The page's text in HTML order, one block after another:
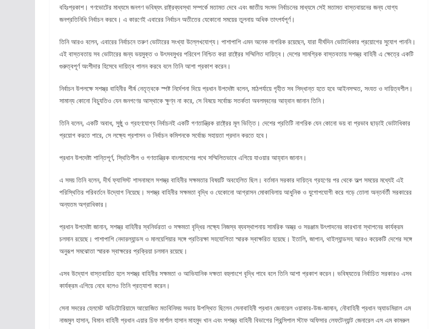
বহিঃপ্রকাশ। গণভোটের মাধ্যমে জনগণ ভবিষ্যৎ রাষ্ট্রব্যবস্থা সম্পর্কে মতামত দেবে এবং জাতীয় সংসদ নির্বাচনের মাধ্যমে সেই মতামত বাস্তবায়নের জন্য যোগ্য
জনপ্রতিনিধি নির্বাচন করবে। এ কারণেই এবারের নির্বাচন অতীতের যেকোনো সময়ের তুলনায় অধিক তাৎপর্যপূর্ণ।
তিনি আরও বলেন, এবারের নির্বাচনে তরুণ ভোটারের সংখ্যা উল্লেখযোগ্য। পাশাপাশি এমন অনেক নাগরিক রয়েছেন, যারা দীর্ঘদিন ভোটাধিকার প্রয়োগের সুযোগ পাননি।
এই বাস্তবতায় সব ভোটারের জন্য ভয়মুক্ত ও উৎসবমুখর পরিবেশ নিশ্চিত করা রাষ্ট্রের সম্মিলিত দায়িত্ব। দেশের সামগ্রিক বাস্তবতায় সশস্ত্র বাহিনী এ ক্ষেত্রে একটি
গুরুত্বপূর্ণ অংশীদার হিসেবে দায়িত্ব পালন করবে বলে তিনি আশা প্রকাশ করেন।
নির্বাচন উপলক্ষে সশস্ত্র বাহিনীর শীর্ষ নেতৃত্বকে স্পষ্ট নির্দেশনা দিয়ে প্রধান উপদেষ্টা বলেন, মাঠপর্যায়ে গৃহীত সব সিদ্ধান্ত হতে হবে আইনসম্মত, সংযত ও দায়িত্বশীল।
সামান্য কোনো বিচ্যুতিও যেন জনগণের আস্থাকে ক্ষুণ্ন না করে, সে বিষয়ে সর্বোচ্চ সতর্কতা অবলম্বনের আহ্বান জানান তিনি।
তিনি বলেন, একটি অবাধ, সুষ্ঠু ও গ্রহণযোগ্য নির্বাচনই একটি গণতান্ত্রিক রাষ্ট্রের মূল ভিত্তি। দেশের প্রতিটি নাগরিক যেন কোনো ভয় বা প্রভাব ছাড়াই ভোটাধিকার
প্রয়োগ করতে পারে, সে লক্ষ্যে প্রশাসন ও নির্বাচন কমিশনকে সর্বোচ্চ সহায়তা প্রদান করতে হবে।
প্রধান উপদেষ্টা শান্তিপূর্ণ, স্থিতিশীল ও গণতান্ত্রিক বাংলাদেশের পথে সম্মিলিতভাবে এগিয়ে যাওয়ার আহ্বান জানান।
এ সময় তিনি বলেন, দীর্ঘ ফ্যাসিস্ট শাসনামলে সশস্ত্র বাহিনীর সক্ষমতার বিষয়টি অবহেলিত ছিল। বর্তমান সরকার দায়িত্ব গ্রহণের পর থেকে অল্প সময়ের মধ্যেই এই
পরিস্থিতির পরিবর্তনে উদ্যোগ নিয়েছে। সশস্ত্র বাহিনীর সক্ষমতা বৃদ্ধি ও যেকোনো আগ্রাসন মোকাবিলায় আধুনিক ও যুগোপযোগী করে গড়ে তোলা অন্তর্বর্তী সরকারের
অন্যতম অগ্রাধিকার।
প্রধান উপদেষ্টা জানান, সশস্ত্র বাহিনীর স্বনির্ভরতা ও সক্ষমতা বৃদ্ধির লক্ষ্যে নিজস্ব ব্যবস্থাপনায় সামরিক অস্ত্র ও সরঞ্জাম উৎপাদনের কারখানা স্থাপনের কার্যক্রম
চলমান রয়েছে। পাশাপাশি নেদারল্যান্ডস ও মালয়েশিয়ার সঙ্গে প্রতিরক্ষা সহযোগিতা স্মারক স্বাক্ষরিত হয়েছে। ইতালি, জাপান, থাইল্যান্ডসহ আরও কয়েকটি দেশের সঙ্গে
অনুরূপ সমঝোতা স্মারক স্বাক্ষরের প্রক্রিয়া চলমান রয়েছে।
এসব উদ্যোগ বাস্তবায়িত হলে সশস্ত্র বাহিনীর সক্ষমতা ও আভিযানিক দক্ষতা বহুলাংশে বৃদ্ধি পাবে বলে তিনি আশা প্রকাশ করেন। ভবিষ্যতের নির্বাচিত সরকারও এসব
কার্যক্রম এগিয়ে নেবে বলেও তিনি প্রত্যাশা করেন।
সেনা সদরের হেলমেট অডিটোরিয়ামে আয়োজিত মতবিনিময় সভায় উপস্থিত ছিলেন সেনাবাহিনী প্রধান জেনারেল ওয়াকার-উজ-জামান, নৌবাহিনী প্রধান অ্যাডমিরাল এম
নাজমুল হাসান, বিমান বাহিনী প্রধান এয়ার চিফ মার্শাল হাসান মাহমুদ খান এবং সশস্ত্র বাহিনী বিভাগের প্রিন্সিপাল স্টাফ অফিসার লেফটেন্যান্ট জেনারেল এস এম কামরুল